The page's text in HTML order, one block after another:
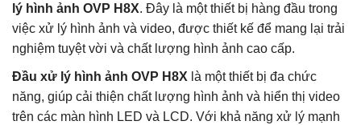
lý hình ảnh OVP H8X. Đây là một thiết bị hàng đầu trong
việc xử lý hình ảnh và video, được thiết kế để mang lại trải
nghiệm tuyệt vời và chất lượng hình ảnh cao cấp.
Đầu xử lý hình ảnh OVP H8X là một thiết bị đa chức
năng, giúp cải thiện chất lượng hình ảnh và hiển thị video
trên các màn hình LED và LCD. Với khả năng xử lý mạnh